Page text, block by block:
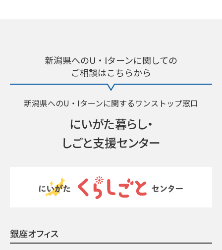
新潟県へのU・Iターンに関しての
ご相談はこちらから
新潟県へのU・Iターンに関するワンストップ窓口
にいがた暮らし・
しごと支援センター
銀座オフィス